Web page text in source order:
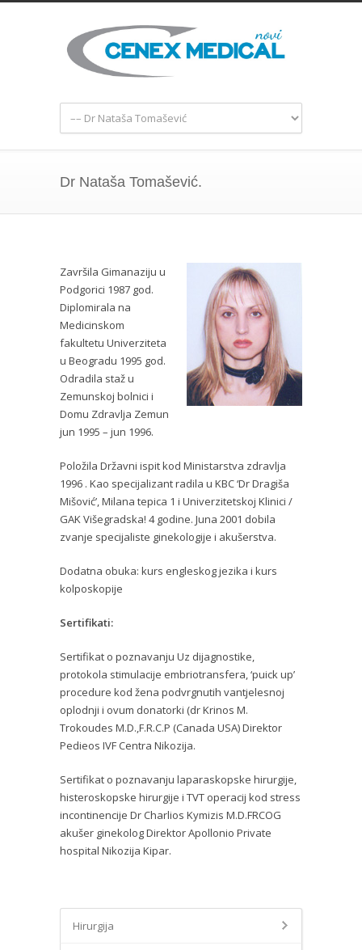
Dr Nataša Tomašević.
Završila Gimanaziju u
Podgorici 1987 god.
Diplomirala na
Medicinskom
fakultetu Univerziteta
u Beogradu 1995 god.
Odradila staž u
Zemunskoj bolnici i
Domu Zdravlja Zemun
jun 1995 – jun 1996.
Položila Državni ispit kod Ministarstva zdravlja
1996 . Kao specijalizant radila u KBC ‘Dr Dragiša
Mišović’, Milana tepica 1 i Univerzitetskoj Klinici /
GAK Višegradska! 4 godine. Juna 2001 dobila
zvanje specijaliste ginekologije i akušerstva.
Dodatna obuka: kurs engleskog jezika i kurs
kolposkopije
Sertifikati:
Sertifikat o poznavanju Uz dijagnostike,
protokola stimulacije embriotransfera, ‘puick up’
procedure kod žena podvrgnutih vantjelesnoj
oplodnji i ovum donatorki (dr Krinos M.
Trokoudes M.D.,F.R.C.P (Canada USA) Direktor
Pedieos IVF Centra Nikozija.
Sertifikat o poznavanju laparaskopske hirurgije,
histeroskopske hirurgije i TVT operacij kod stress
incontinencije Dr Charlios Kymizis M.D.FRCOG
akušer ginekolog Direktor Apollonio Private
hospital Nikozija Kipar.
Hirurgija